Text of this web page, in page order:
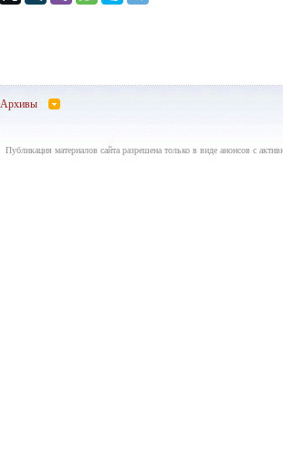
Архивы
Публикация материалов сайта разрешена только в виде анонсов с